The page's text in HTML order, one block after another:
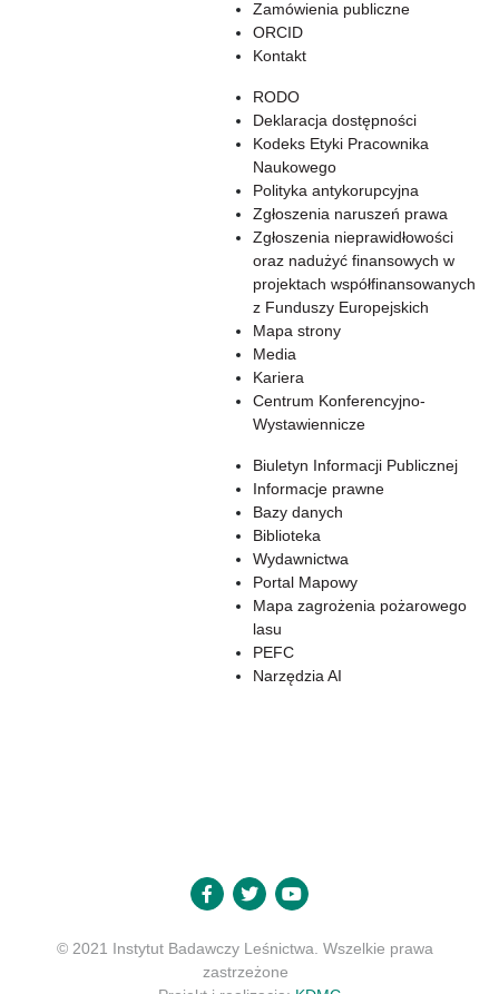
Zamówienia publiczne
ORCID
Kontakt
RODO
Deklaracja dostępności
Kodeks Etyki Pracownika
Naukowego
Polityka antykorupcyjna
Zgłoszenia naruszeń prawa
Zgłoszenia nieprawidłowości
oraz nadużyć finansowych w
projektach współfinansowanych
z Funduszy Europejskich
Mapa strony
Media
Kariera
Centrum Konferencyjno-
Wystawiennicze
Biuletyn Informacji Publicznej
Informacje prawne
Bazy danych
Biblioteka
Wydawnictwa
Portal Mapowy
Mapa zagrożenia pożarowego
lasu
PEFC
Narzędzia AI
© 2021 Instytut Badawczy Leśnictwa. Wszelkie prawa
zastrzeżone